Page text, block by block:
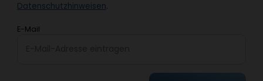
Datenschutzhinweisen.
E-Mail